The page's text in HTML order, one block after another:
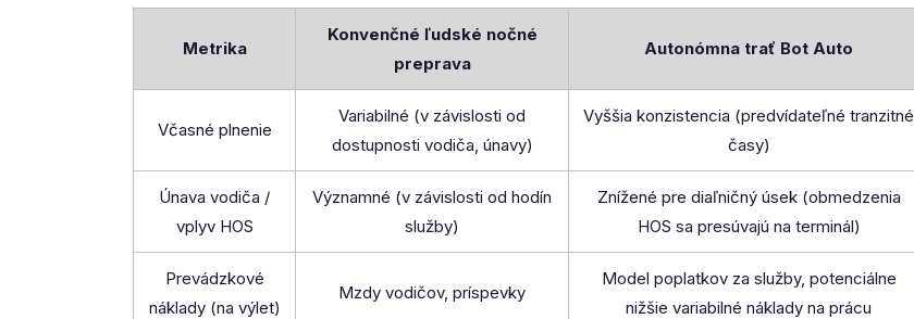
Metrika
Konvenčné ľudské nočné
preprava
Autonómna trať Bot Auto
Včasné plnenie
Variabilné (v závislosti od
dostupnosti vodiča, únavy)
Vyššia konzistencia (predvídateľné tranzitné
časy)
Únava vodiča /
vplyv HOS
Významné (v závislosti od hodín
služby)
Znížené pre diaľničný úsek (obmedzenia
HOS sa presúvajú na terminál)
Prevádzkové
náklady (na výlet)
Mzdy vodičov, príspevky
Model poplatkov za služby, potenciálne
nižšie variabilné náklady na prácu